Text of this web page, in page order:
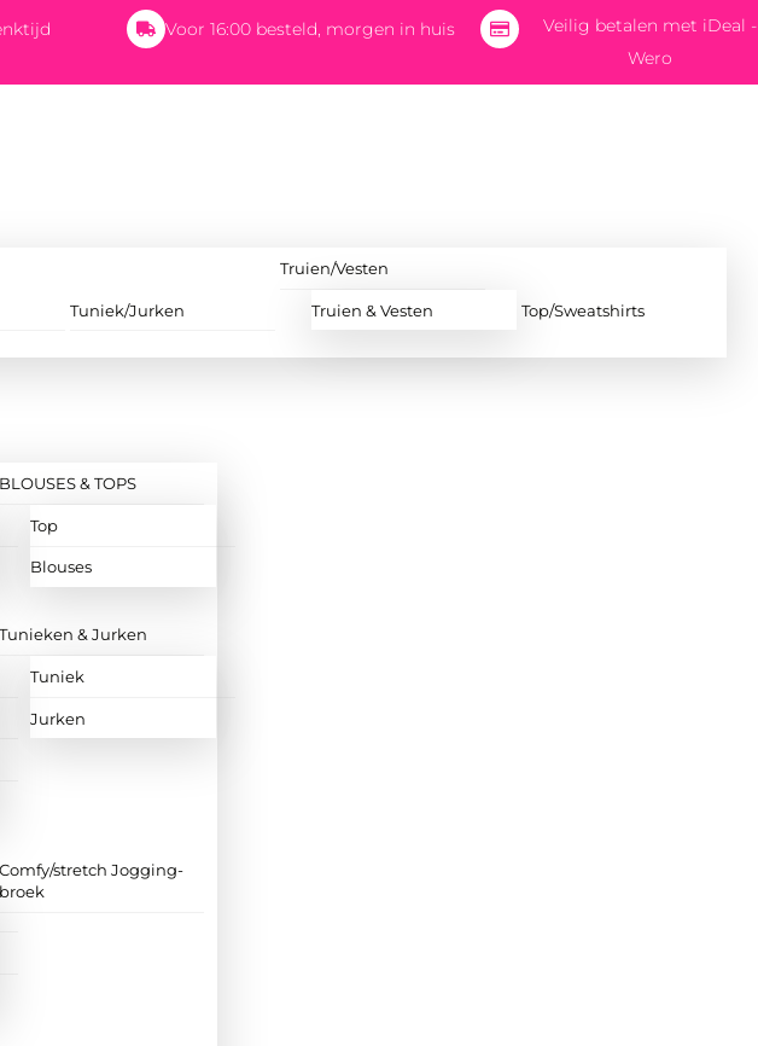
Voor 16:00 besteld, morgen in huis
Veilig betalen met iDeal -
Wero
Tuniek/Jurken
Truien/Vesten
Truien & Vesten Top/Sweatshirts
BLOUSES & TOPS
Top
Blouses
Tunieken & Jurken
Tuniek
Jurken
Comfy/stretch Jogging-
broek